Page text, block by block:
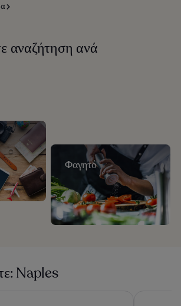
αναζήτηση ανά
Φαγητό
Naples